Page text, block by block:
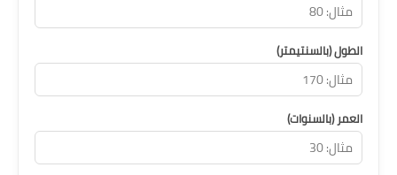
الطول (بالسنتيمتر)
العمر (بالسنوات)